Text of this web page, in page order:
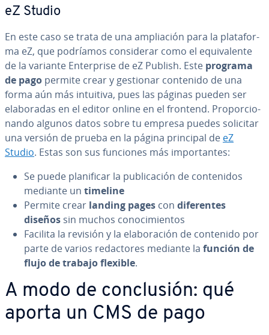
eZ Studio
En este caso se trata de una am­plia­ción para la pla­ta­fo­r­
ma eZ, que podríamos co­n­si­de­rar como el equi­va­le­n­te
de la variante En­te­r­pri­se de eZ Publish. Este programa
de pago permite crear y gestionar contenido de una
forma aún más intuitiva, pues las páginas pueden ser
ela­bo­ra­das en el editor online en el frontend. Pro­po­r­cio­
na­n­do algunos datos sobre tu empresa puedes solicitar
una versión de prueba en la página principal de eZ
Studio. Estas son sus funciones más im­po­r­ta­n­tes:
Se puede pla­ni­fi­car la pu­bli­ca­ción de co­n­te­ni­dos
mediante un timeline
Permite crear landing pages con di­fe­re­n­tes
diseños sin muchos co­no­ci­mie­n­tos
Facilita la revisión y la ela­bo­ra­ción de contenido por
parte de varios re­da­c­to­res mediante la función de
flujo de trabajo flexible.
A modo de co­n­clu­sión: qué
aporta un CMS de pago